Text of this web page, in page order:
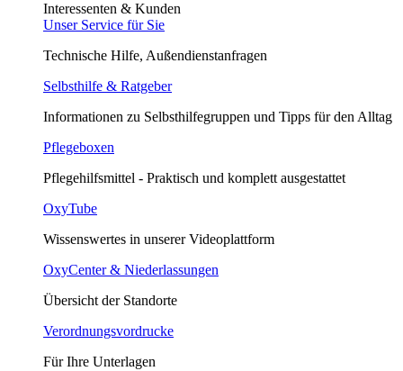
Interessenten & Kunden
Unser Service für Sie
Technische Hilfe, Außendienstanfragen
Selbsthilfe & Ratgeber
Informationen zu Selbsthilfegruppen und Tipps für den Alltag
Pflegeboxen
Pflegehilfsmittel - Praktisch und komplett ausgestattet
OxyTube
Wissenswertes in unserer Videoplattform
OxyCenter & Niederlassungen
Übersicht der Standorte
Verordnungsvordrucke
Für Ihre Unterlagen